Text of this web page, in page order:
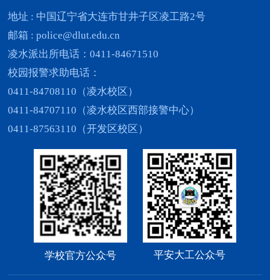
地址 : 中国辽宁省大连市甘井子区凌工路2号
邮箱 : police@dlut.edu.cn
凌水派出所电话：0411-84671510
校园报警求助电话：
0411-84708110（凌水校区）
0411-84707110（凌水校区西部接警中心）
0411-87563110（开发区校区）
学校官方公众号 平安大工公众号